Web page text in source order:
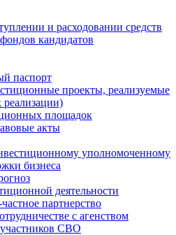
и расходовании средств
кандидатов
паспорт
проекты, реализуемые
площадок
акты
уполномоченному
бизнеса
деятельности
партнерство
с агенством
СВО